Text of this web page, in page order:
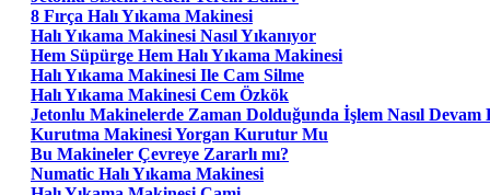
8 Fırça Halı Yıkama Makinesi
Halı Yıkama Makinesi Nasıl Yıkanıyor
Hem Süpürge Hem Halı Yıkama Makinesi
Halı Yıkama Makinesi Ile Cam Silme
Halı Yıkama Makinesi Cem Özkök
Jetonlu Makinelerde Zaman Dolduğunda İşlem Nasıl Devam
Kurutma Makinesi Yorgan Kurutur Mu
Bu Makineler Çevreye Zararlı mı?
Numatic Halı Yıkama Makinesi